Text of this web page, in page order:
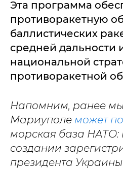
Эта программа
противоракетную
баллистических
средней дальности
национальной
противоракетной
Напомним, ранее
Мариуполе может
морская база НАТО:
создании
президента